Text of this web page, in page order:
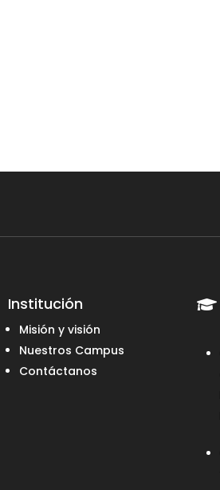
Institución
Misión y visión
Nuestros Campus
Contáctanos
